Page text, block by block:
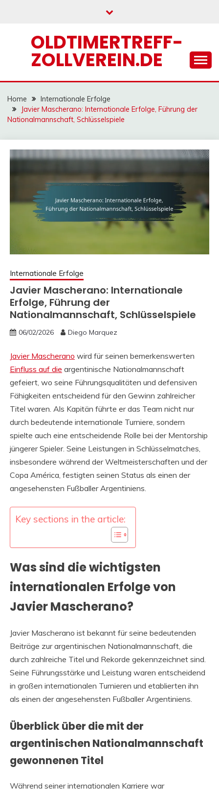
OLDTIMERTREFF-
ZOLLVEREIN.DE
Home
Internationale Erfolge
Javier Mascherano: Internationale Erfolge, Führung der
Nationalmannschaft, Schlüsselspiele
Internationale Erfolge
Javier Mascherano: Internationale
Erfolge, Führung der
Nationalmannschaft, Schlüsselspiele
06/02/2026 Diego Marquez
Javier Mascherano wird für seinen bemerkenswerten
Einfluss auf die argentinische Nationalmannschaft
gefeiert, wo seine Führungsqualitäten und defensiven
Fähigkeiten entscheidend für den Gewinn zahlreicher
Titel waren. Als Kapitän führte er das Team nicht nur
durch bedeutende internationale Turniere, sondern
spielte auch eine entscheidende Rolle bei der Mentorship
jüngerer Spieler. Seine Leistungen in Schlüsselmatches,
insbesondere während der Weltmeisterschaften und der
Copa América, festigten seinen Status als einen der
angesehensten Fußballer Argentiniens.
Key sections in the article:
Was sind die wichtigsten
internationalen Erfolge von
Javier Mascherano?
Javier Mascherano ist bekannt für seine bedeutenden
Beiträge zur argentinischen Nationalmannschaft, die
durch zahlreiche Titel und Rekorde gekennzeichnet sind.
Seine Führungsstärke und Leistung waren entscheidend
in großen internationalen Turnieren und etablierten ihn
als einen der angesehensten Fußballer Argentiniens.
Überblick über die mit der
argentinischen Nationalmannschaft
gewonnenen Titel
Während seiner internationalen Karriere war